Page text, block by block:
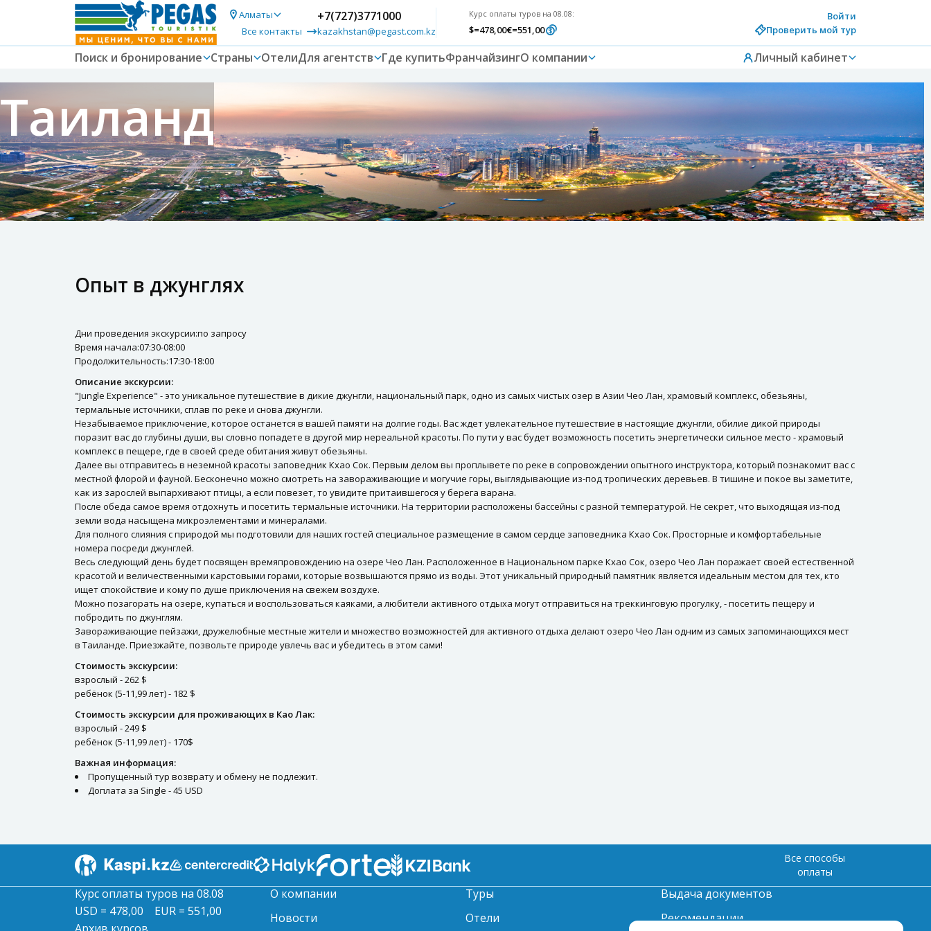
Алматы
Все контакты
+7(727)3771000
kazakhstan@pegast.com.kz
Курс оплаты туров на 08.08:
$=478,00€=551,00
Войти
Проверить мой тур
Поиск и бронирование Страны ОтелиДля агентств Где купитьФранчайзингО компании Личный кабинет
Таиланд
Опыт в джунглях
Дни проведения экскурсии:по запросу
Время начала:07:30-08:00
Продолжительность:17:30-18:00
Описание экскурсии:
"Jungle Experience" - это уникальное путешествие в дикие джунгли, национальный парк, одно из самых чистых озер в Азии Чео Лан, храмовый комплекс, обезьяны,
термальные источники, сплав по реке и снова джунгли.
Незабываемое приключение, которое останется в вашей памяти на долгие годы. Вас ждет увлекательное путешествие в настоящие джунгли, обилие дикой природы
поразит вас до глубины души, вы словно попадете в другой мир нереальной красоты. По пути у вас будет возможность посетить энергетически сильное место - храмовый
комплекс в пещере, где в своей среде обитания живут обезьяны.
Далее вы отправитесь в неземной красоты заповедник Кхао Сок. Первым делом вы проплывете по реке в сопровождении опытного инструктора, который познакомит вас с
местной флорой и фауной. Бесконечно можно смотреть на завораживающие и могучие горы, выглядывающие из-под тропических деревьев. В тишине и покое вы заметите,
как из зарослей выпархивают птицы, а если повезет, то увидите притаившегося у берега варана.
После обеда самое время отдохнуть и посетить термальные источники. На территории расположены бассейны с разной температурой. Не секрет, что выходящая из-под
земли вода насыщена микроэлементами и минералами.
Для полного слияния с природой мы подготовили для наших гостей специальное размещение в самом сердце заповедника Кхао Сок. Просторные и комфортабельные
номера посреди джунглей.
Весь следующий день будет посвящен времяпровождению на озере Чео Лан. Расположенное в Национальном парке Кхао Сок, озеро Чео Лан поражает своей естественной
красотой и величественными карстовыми горами, которые возвышаются прямо из воды. Этот уникальный природный памятник является идеальным местом для тех, кто
ищет спокойствие и кому по душе приключения на свежем воздухе.
Можно позагорать на озере, купаться и воспользоваться каяками, а любители активного отдыха могут отправиться на треккинговую прогулку, - посетить пещеру и
побродить по джунглям.
Завораживающие пейзажи, дружелюбные местные жители и множество возможностей для активного отдыха делают озеро Чео Лан одним из самых запоминающихся мест
в Таиланде. Приезжайте, позвольте природе увлечь вас и убедитесь в этом сами!
Стоимость экскурсии:
взрослый - 262 $
ребёнок (5-11,99 лет) - 182 $
Стоимость экскурсии для проживающих в Као Лак:
взрослый - 249 $
ребёнок (5-11,99 лет) - 170$
Важная информация:
Пропущенный тур возврату и обмену не подлежит.
Доплата за Single - 45 USD
Все способы
оплаты
Курс оплаты туров на 08.08
USD = 478,00
EUR = 551,00
О компании
Новости
Туры
Отели
Выдача документов
Рекомендации